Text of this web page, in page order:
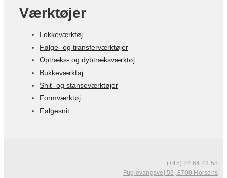
Værktøjer
Lokkeværktøj
Følge- og transferværktøjer
Optræks- og dybtræksværktøj
Bukkeværktøj
Snit- og stanseværktøjer
Formværktøj
Følgesnit
(+45) 24 64 43 58
Fuglevangsvej 59, 8700 Horsens